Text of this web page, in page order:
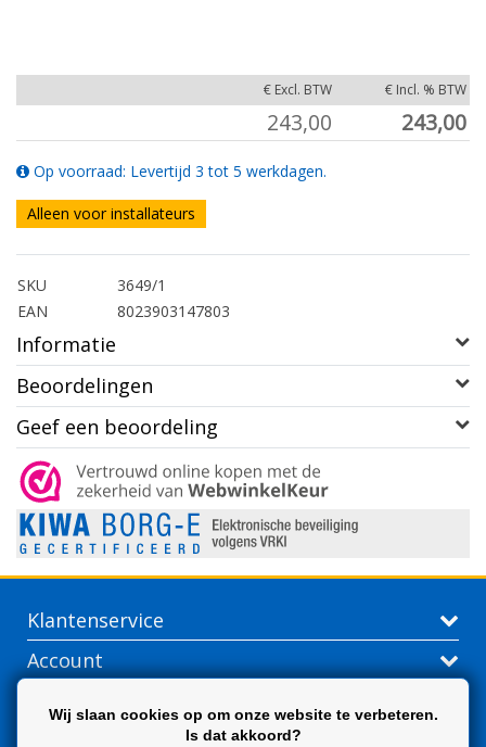
€ Excl. BTW € Incl. % BTW
243,00 243,00
Op voorraad: Levertijd 3 tot 5 werkdagen.
Alleen voor installateurs
SKU
3649/1
EAN
8023903147803
Informatie
Beoordelingen
Geef een beoordeling
Klantenservice
Account
Wij slaan cookies op om onze website te verbeteren.
Is dat akkoord?